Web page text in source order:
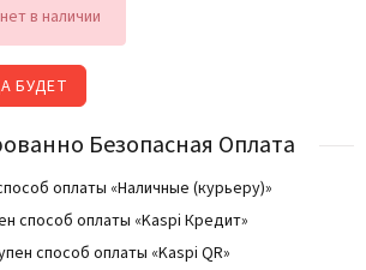
в наличии
БУДЕТ
Безопасная Оплата